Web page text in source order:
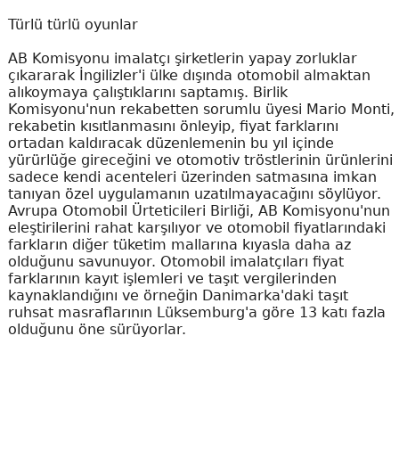
Türlü türlü oyunlar
AB Komisyonu imalatçı şirketlerin yapay zorluklar
çıkararak İngilizler'i ülke dışında otomobil almaktan
alıkoymaya çalıştıklarını saptamış. Birlik
Komisyonu'nun rekabetten sorumlu üyesi Mario Monti,
rekabetin kısıtlanmasını önleyip, fiyat farklarını
ortadan kaldıracak düzenlemenin bu yıl içinde
yürürlüğe gireceğini ve otomotiv tröstlerinin ürünlerini
sadece kendi acenteleri üzerinden satmasına imkan
tanıyan özel uygulamanın uzatılmayacağını söylüyor.
Avrupa Otomobil Ürteticileri Birliği, AB Komisyonu'nun
eleştirilerini rahat karşılıyor ve otomobil fiyatlarındaki
farkların diğer tüketim mallarına kıyasla daha az
olduğunu savunuyor. Otomobil imalatçıları fiyat
farklarının kayıt işlemleri ve taşıt vergilerinden
kaynaklandığını ve örneğin Danimarka'daki taşıt
ruhsat masraflarının Lüksemburg'a göre 13 katı fazla
olduğunu öne sürüyorlar.